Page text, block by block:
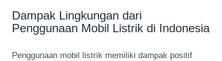
Dampak Lingkungan dari
Penggunaan Mobil Listrik di Indonesia
Penggunaan mobil listrik memiliki dampak positif